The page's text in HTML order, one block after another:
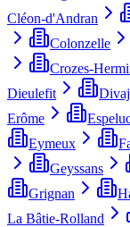
Cléon-d'Andran
Colonzelle
Crozes-
Dieulefit
Erôme
Eymeux
Geyssans
Grignan
La Bâtie-Rolland